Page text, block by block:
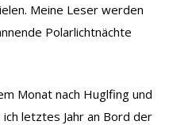
Meine Leser werden
Polarlichtnächte
Monat nach Huglfing und
letztes Jahr an Bord der